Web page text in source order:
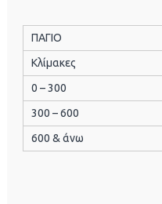
ΠΑΓΙΟ
Κλίμακες
0 – 300
300 – 600
600 & άνω